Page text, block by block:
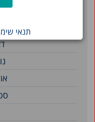
תנאי